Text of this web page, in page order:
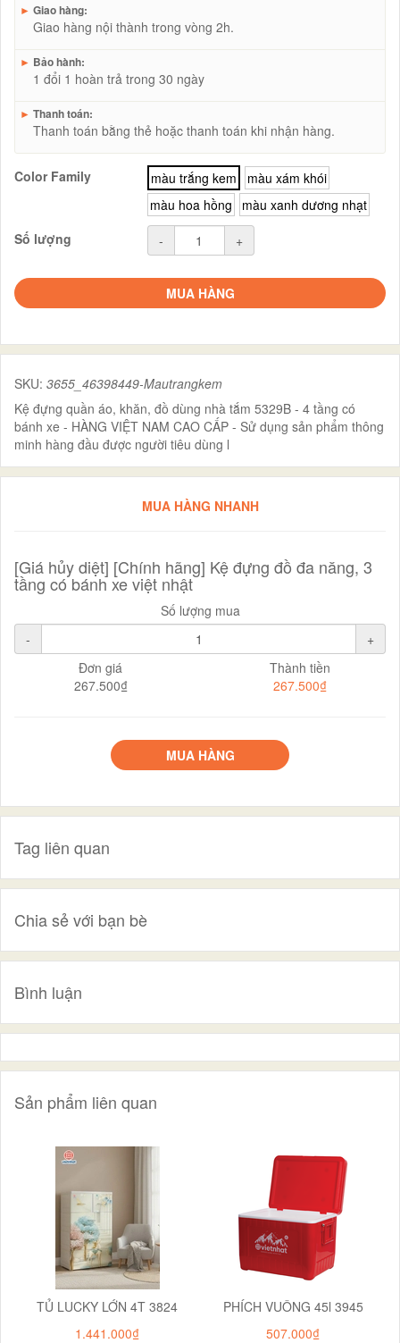
► Giao hàng:
Giao hàng nội thành trong vòng 2h.
► Bảo hành:
1 đổi 1 hoàn trả trong 30 ngày
► Thanh toán:
Thanh toán bằng thẻ hoặc thanh toán khi nhận hàng.
Color Family màu trắng kem
màu xám khói
màu hoa hồng
màu xanh dương nhạt
Số lượng
- +
MUA HÀNG
SKU: 3655_46398449-Mautrangkem
Kệ đựng quần áo, khăn, đồ dùng nhà tắm 5329B - 4 tầng có
bánh xe - HÀNG VIỆT NAM CAO CẤP - Sử dụng sản phẩm thông
minh hàng đầu được người tiêu dùng l
MUA HÀNG NHANH
[Giá hủy diệt] [Chính hãng] Kệ đựng đồ đa năng, 3
tầng có bánh xe việt nhật
Số lượng mua
-
+
Đơn giá
267.500₫
Thành tiền
267.500₫
MUA HÀNG
Tag liên quan
Chia sẻ với bạn bè
Bình luận
Sản phẩm liên quan
TỦ LUCKY LỚN 4T 3824
1.441.000₫
PHÍCH VUÔNG 45l 3945
507.000₫